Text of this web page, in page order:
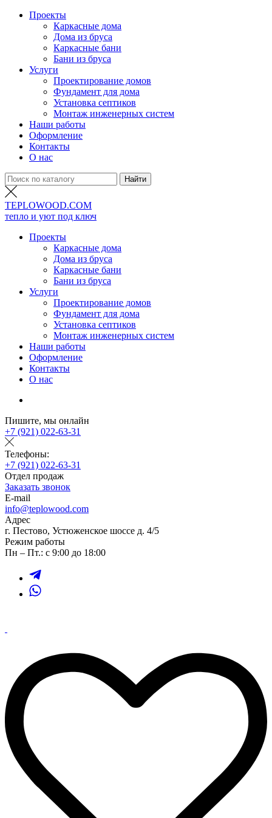
Проекты
Каркасные дома
Дома из бруса
Каркасные бани
Бани из бруса
Услуги
Проектирование домов
Фундамент для дома
Установка септиков
Монтаж инженерных систем
Наши работы
Оформление
Контакты
О нас
TEPLOWOOD.COM
тепло и уют под ключ
Проекты
Каркасные дома
Дома из бруса
Каркасные бани
Бани из бруса
Услуги
Проектирование домов
Фундамент для дома
Установка септиков
Монтаж инженерных систем
Наши работы
Оформление
Контакты
О нас
Пишите, мы онлайн
+7 (921) 022-63-31
Телефоны:
+7 (921) 022-63-31
Отдел продаж
Заказать звонок
E-mail
info@teplowood.com
Адрес
г. Пестово, Устюженское шоссе д. 4/5
Режим работы
Пн – Пт.: с 9:00 до 18:00